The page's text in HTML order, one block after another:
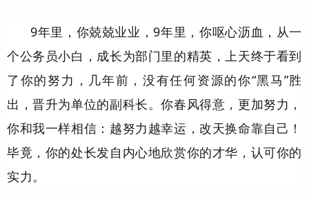
9年里，你兢兢业业，9年里，你呕心沥血，从一
个公务员小白，成长为部门里的精英，上天终于看到
了你的努力，几年前，没有任何资源的你“黑马”胜
出，晋升为单位的副科长。你春风得意，更加努力，
你和我一样相信：越努力越幸运，改天换命靠自己！
毕竟，你的处长发自内心地欣赏你的才华，认可你的
实力。